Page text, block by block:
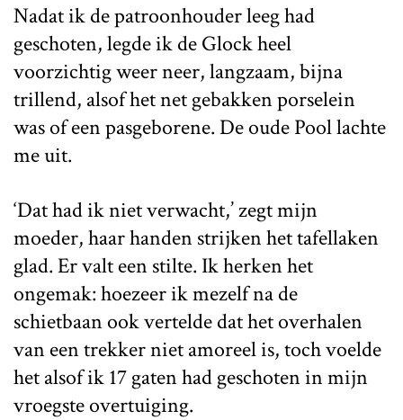
Nadat ik de patroonhouder leeg had
geschoten, legde ik de Glock heel
voorzichtig weer neer, langzaam, bijna
trillend, alsof het net gebakken porselein
was of een pasgeborene. De oude Pool lachte
me uit.
‘Dat had ik niet verwacht,’ zegt mijn
moeder, haar handen strijken het tafellaken
glad. Er valt een stilte. Ik herken het
ongemak: hoezeer ik mezelf na de
schietbaan ook vertelde dat het overhalen
van een trekker niet amoreel is, toch voelde
het alsof ik 17 gaten had geschoten in mijn
vroegste overtuiging.